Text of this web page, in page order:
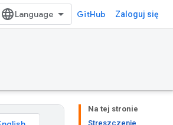
GitHub Zaloguj się
Na tej stronie
Streszczenie